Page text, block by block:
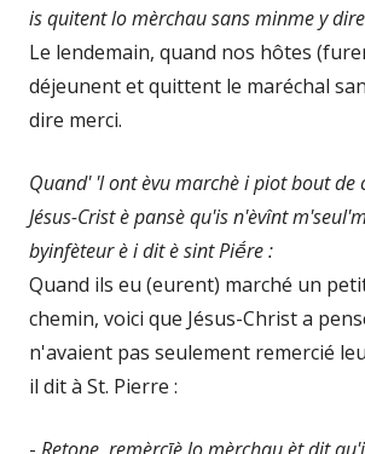
is quitent lo mèrchau sans minme y
Le lendemain, quand nos hôtes
déjeunent et quittent le maréchal
dire merci.
Quand' 'l ont èvu marchè i piot bout de
Jésus-Crist è pansè qu'is n'èvînt
byinfèteur è i dit è sint Piḗre :
Quand ils eu (eurent) marché un
chemin, voici que Jésus-Christ a
n'avaient pas seulement remercié
il dit à St. Pierre :